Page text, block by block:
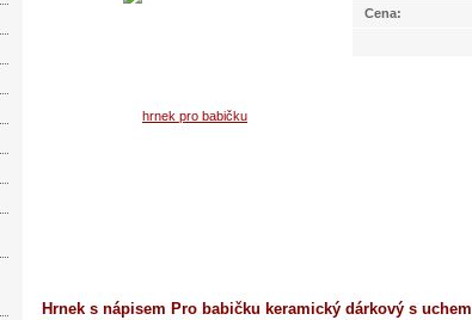
Cena:
Hrnek s nápisem Pro babičku keramický dárkový s uchem